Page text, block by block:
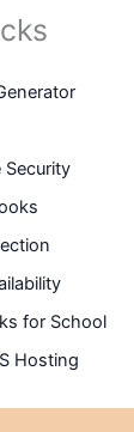
Security
for School
Hosting